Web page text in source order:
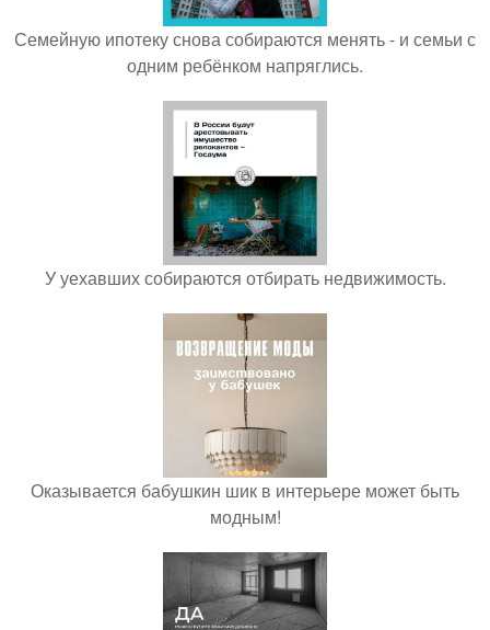
Семейную ипотеку снова собираются менять - и семьи с
одним ребёнком напряглись.
У уехавших собираются отбирать недвижимость.
Оказывается бабушкин шик в интерьере может быть
модным!